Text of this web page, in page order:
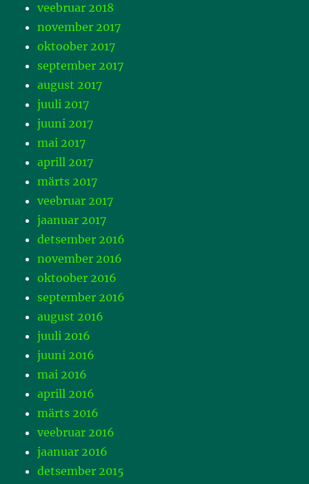
veebruar 2018
november 2017
oktoober 2017
september 2017
august 2017
juuli 2017
juuni 2017
mai 2017
aprill 2017
märts 2017
veebruar 2017
jaanuar 2017
detsember 2016
november 2016
oktoober 2016
september 2016
august 2016
juuli 2016
juuni 2016
mai 2016
aprill 2016
märts 2016
veebruar 2016
jaanuar 2016
detsember 2015